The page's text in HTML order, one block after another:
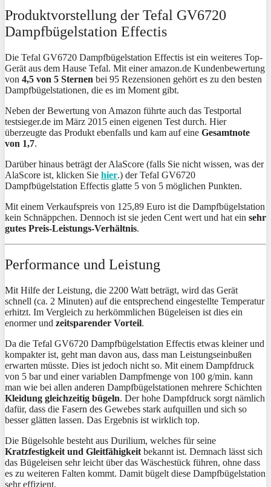
Produktvorstellung der Tefal GV6720
Dampfbügelstation Effectis
Die Tefal GV6720 Dampfbügelstation Effectis ist ein weiteres Top-
Gerät aus dem Hause Tefal. Mit einer amazon.de Kundenbewertung
von 4,5 von 5 Sternen bei 95 Rezensionen gehört es zu den besten
Dampfbügelstationen, die es im Moment gibt.
Neben der Bewertung von Amazon führte auch das Testportal
testsieger.de im März 2015 einen eigenen Test durch. Hier
überzeugte das Produkt ebenfalls und kam auf eine Gesamtnote
von 1,7.
Darüber hinaus beträgt der AlaScore (falls Sie nicht wissen, was der
AlaScore ist, klicken Sie hier.) der Tefal GV6720
Dampfbügelstation Effectis glatte 5 von 5 möglichen Punkten.
Mit einem Verkaufspreis von 125,89 Euro ist die Dampfbügelstation
kein Schnäppchen. Dennoch ist sie jeden Cent wert und hat ein sehr
gutes Preis-Leistungs-Verhältnis.
Performance und Leistung
Mit Hilfe der Leistung, die 2200 Watt beträgt, wird das Gerät
schnell (ca. 2 Minuten) auf die entsprechend eingestellte Temperatur
erhitzt. Im Vergleich zu herkömmlichen Bügeleisen ist dies ein
enormer und zeitsparender Vorteil.
Da die Tefal GV6720 Dampfbügelstation Effectis etwas kleiner und
kompakter ist, geht man davon aus, dass man Leistungseinbußen
erwarten müsste. Dies ist jedoch nicht so. Mit einem Dampfdruck
von 5 bar und einer variablen Dampfmenge von 100 g/min. kann
man wie bei allen anderen Dampfbügelstationen mehrere Schichten
Kleidung gleichzeitig bügeln. Der hohe Dampfdruck sorgt nämlich
dafür, dass die Fasern des Gewebes stark aufquillen und sich so
besser glätten lassen. Das Ergebnis ist wirklich top.
Die Bügelsohle besteht aus Durilium, welches für seine
Kratzfestigkeit und Gleitfähigkeit bekannt ist. Demnach lässt sich
das Bügeleisen sehr leicht über das Wäschestück führen, ohne dass
es zu weiteren Falten kommt. Damit bügelt diese Dampfbügelstation
sehr effizient.